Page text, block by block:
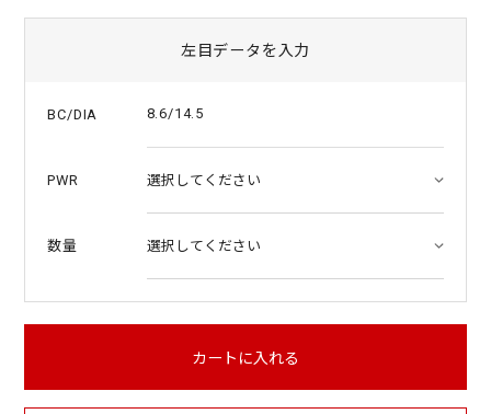
左目データを入力
BC/DIA 8.6/14.5
PWR
数量
カートに入れる